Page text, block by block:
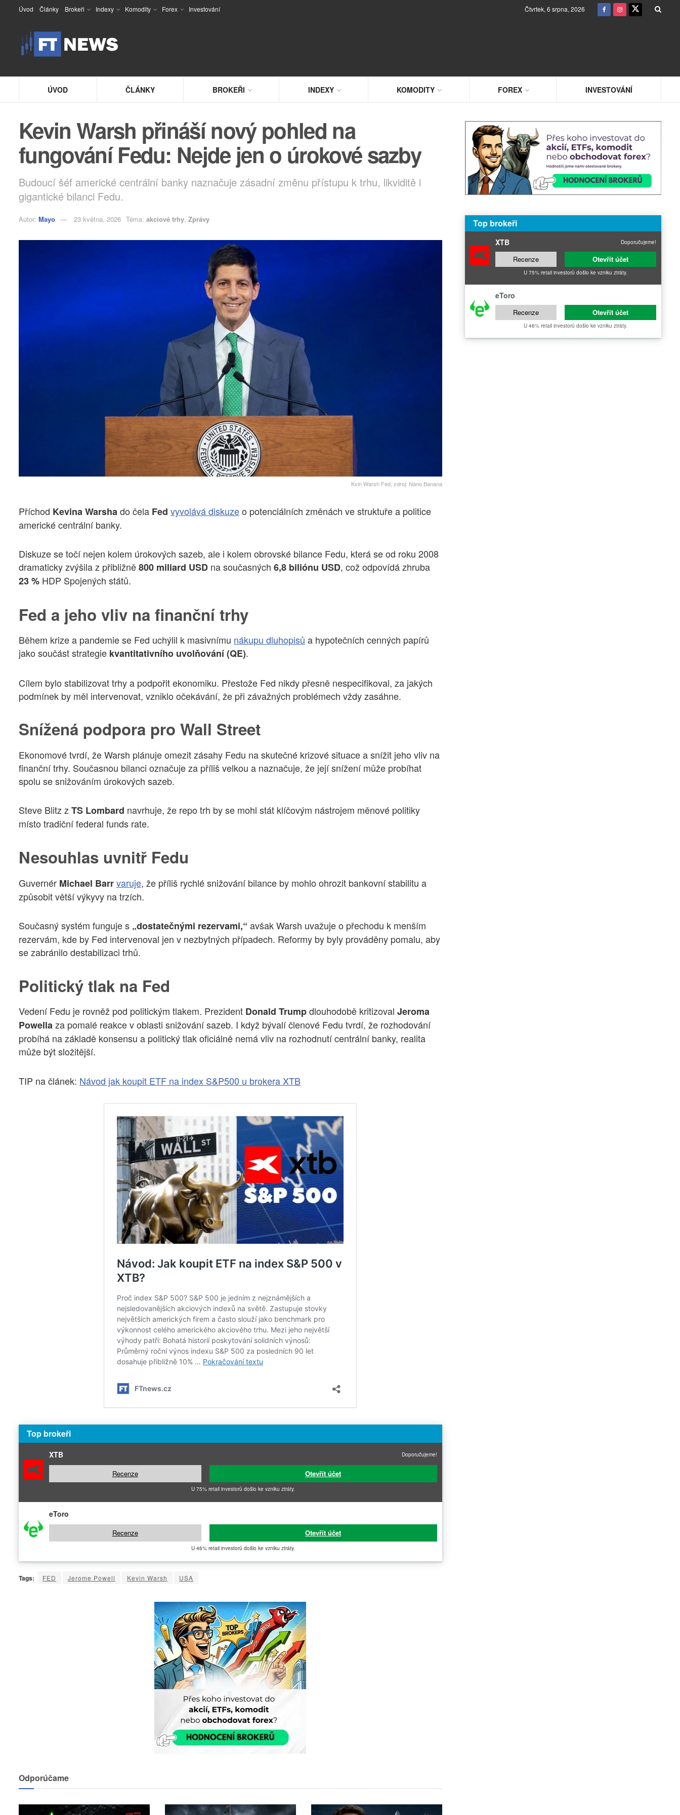
Úvod Články Brokeři Indexy Komodity Forex Investování Čtvrtek, 6 srpna, 2026
ÚVOD ČLÁNKY BROKEŘI INDEXY KOMODITY FOREX INVESTOVÁNÍ
Kevin Warsh přináší nový pohled na
fungování Fedu: Nejde jen o úrokové sazby
Budoucí šéf americké centrální banky naznačuje zásadní změnu přístupu k trhu, likviditě i
gigantické bilanci Fedu.
Autor: Mayo 23 května, 2026 Téma: akciové trhy, Zprávy
Kvin Warsh Fed, zdroj: Nano Banana
Příchod Kevina Warshado čela Fed vyvolává diskuzeo potenciálních změnách ve struktuře a politice
americké centrální banky.
Diskuze se točí nejen kolem úrokových sazeb, ale i kolem obrovské bilance Fedu, která se od roku 2008
dramaticky zvýšila z přibližně800 miliard USD na současných 6,8 biliónu USD, což odpovídá zhruba
23 % HDP Spojených států.
Fed a jeho vliv na finanční trhy
Během krize a pandemie se Fed uchýlil k masivnímu nákupu dluhopisů a hypotečních cenných papírů
jako součást strategie kvantitativního uvolňování (QE).
Cílem bylo stabilizovat trhy a podpořit ekonomiku. Přestože Fed nikdy přesně nespecifikoval, za jakých
podmínek by měl intervenovat, vzniklo očekávání, že při závažných problémech vždy zasáhne.
Snížená podpora pro Wall Street
Ekonomové tvrdí, že Warsh plánuje omezit zásahy Fedu na skutečné krizové situace a snížit jeho vliv na
finanční trhy. Současnou bilanci označuje za příliš velkou a naznačuje, že její snížení může probíhat
spolu se snižováním úrokových sazeb.
Steve Blitz zTS Lombard navrhuje, že repo trh by se mohl stát klíčovým nástrojem měnové politiky
místo tradiční federal funds rate.
Nesouhlas uvnitř Fedu
Guvernér Michael Barrvaruje, že příliš rychlé snižování bilance by mohlo ohrozit bankovní stabilitu a
způsobit větší výkyvy na trzích.
Současný systém funguje s „dostatečnými rezervami,“ avšak Warsh uvažuje o přechodu k menším
rezervám, kde by Fed intervenoval jen v nezbytných případech. Reformy by byly prováděny pomalu, aby
se zabránilo destabilizaci trhů.
Politický tlak na Fed
Vedení Fedu je rovněž pod politickým tlakem. Prezident Donald Trumpdlouhodobě kritizoval Jeroma
Powellaza pomalé reakce v oblasti snižování sazeb. I když bývalí členové Fedu tvrdí, že rozhodování
probíhá na základě konsensu a politický tlak oficiálně nemá vliv na rozhodnutí centrální banky, realita
může být složitější.
TIP na článek: Návod jak koupit ETF na index S&P500 u brokera XTB
Top brokeři
XTB Doporučujeme!
Recenze Otevřít účet
U 75% retail investorů došlo ke vzniku ztráty.
eToro
Recenze Otevřít účet
U 46% retail investorů došlo ke vzniku ztráty.
Tags: FED Jerome Powell Kevin Warsh USA
Odporúčame
Top brokeři
XTB Doporučujeme!
Recenze Otevřít účet
U 75% retail investorů došlo ke vzniku ztráty.
eToro
Recenze Otevřít účet
U 46% retail investorů došlo ke vzniku ztráty.